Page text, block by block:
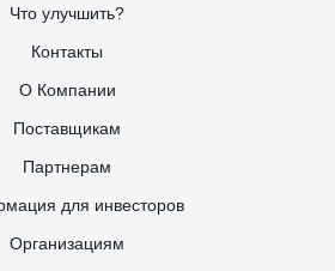
Что улучшить?
Контакты
О Компании
Поставщикам
Партнерам
для инвесторов
Организациям